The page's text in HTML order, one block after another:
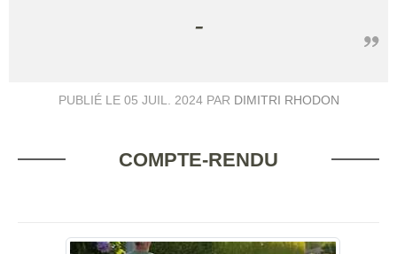
-
PUBLIÉ LE 05 JUIL. 2024PAR DIMITRI RHODON
COMPTE-RENDU